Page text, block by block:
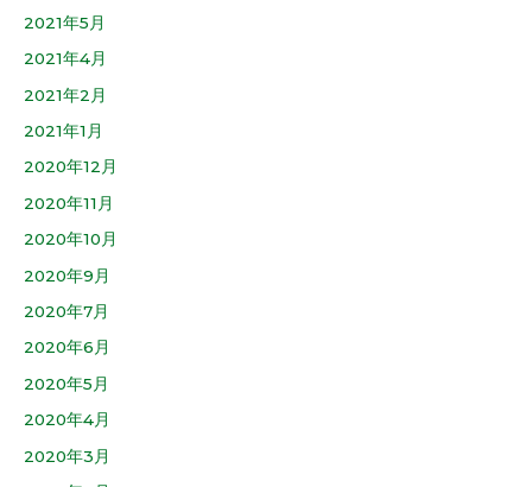
2021年5月
2021年4月
2021年2月
2021年1月
2020年12月
2020年11月
2020年10月
2020年9月
2020年7月
2020年6月
2020年5月
2020年4月
2020年3月